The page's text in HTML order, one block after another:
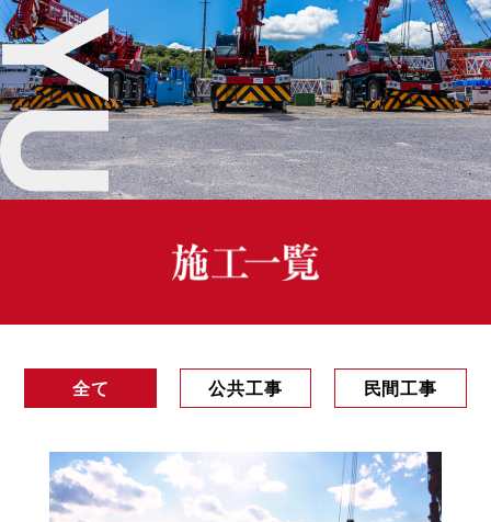
全て 公共工事 民間工事